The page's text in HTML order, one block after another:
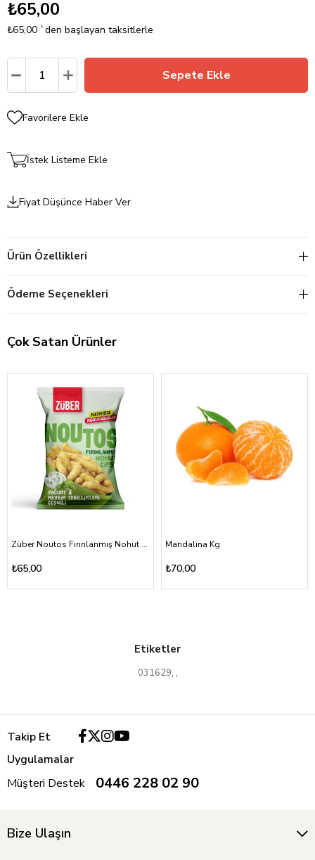
₺65,00
₺65,00 `den başlayan taksitlerle
Favorilere Ekle
İstek Listeme Ekle
Fiyat Düşünce Haber Ver
Ürün Özellikleri
Ödeme Seçenekleri
Çok Satan Ürünler
Züber Noutos Fırınlanmış Nohut Cipsi Yoğurt Mevsim Yeşillikleri 55gr
₺65,00
Mandalina Kg
₺70,00
Etiketler
031629, ,
Takip Et
Uygulamalar
Müşteri Destek
0446 228 02 90
Bize Ulaşın